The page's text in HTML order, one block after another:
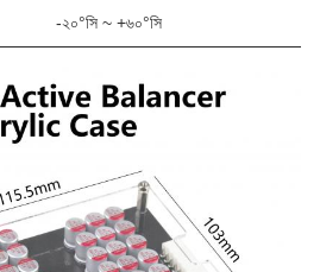
-২০°সি ~ +৬০°সি